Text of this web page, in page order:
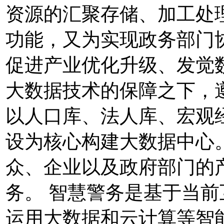
资源的汇聚存储、加工处
功能，又为实现政务部门
促进产业优化升级、发觉
大数据技术的保障之下，
以人口库、法人库、宏
设为核心构建大数据中心
众、企业以及政府部门的
务。 智慧警务是基于当
运用大数据和云计算等智